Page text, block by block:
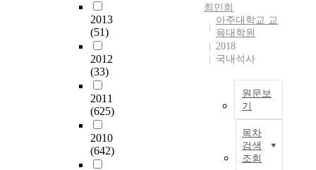
2013
(51)
2012
(33)
2011
(625)
2010
(642)
최민희
아주대학교 교
육대학원
2018
국내석사
원문보
기
목차
검색
조회